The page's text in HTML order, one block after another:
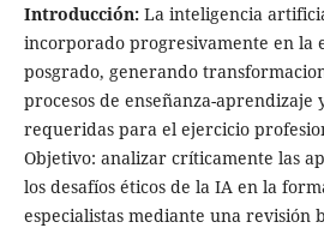
Introducción:La inteligencia
incorporado progresivamente en la
posgrado, generando
procesos de enseñanza-aprendizaje
requeridas para el ejercicio
Objetivo: analizar críticamente las
los desafíos éticos de la IA en la
especialistas mediante una